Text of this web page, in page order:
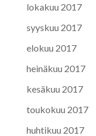
lokakuu 2017
syyskuu 2017
elokuu 2017
heinäkuu 2017
kesäkuu 2017
toukokuu 2017
huhtikuu 2017